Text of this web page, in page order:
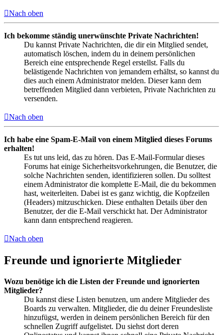
Nach oben
Ich bekomme ständig unerwünschte Private Nachrichten!
Du kannst Private Nachrichten, die dir ein Mitglied sendet,
automatisch löschen, indem du in deinem persönlichen
Bereich eine entsprechende Regel erstellst. Falls du
belästigende Nachrichten von jemandem erhältst, so kannst du
dies auch einem Administrator melden. Dieser kann dem
betreffenden Mitglied dann verbieten, Private Nachrichten zu
versenden.
Nach oben
Ich habe eine Spam-E-Mail von einem Mitglied dieses Forums
erhalten!
Es tut uns leid, das zu hören. Das E-Mail-Formular dieses
Forums hat einige Sicherheitsvorkehrungen, die Benutzer, die
solche Nachrichten senden, identifizieren sollen. Du solltest
einem Administrator die komplette E-Mail, die du bekommen
hast, weiterleiten. Dabei ist es ganz wichtig, die Kopfzeilen
(Headers) mitzuschicken. Diese enthalten Details über den
Benutzer, der die E-Mail verschickt hat. Der Administrator
kann dann entsprechend reagieren.
Nach oben
Freunde und ignorierte Mitglieder
Wozu benötige ich die Listen der Freunde und ignorierten
Mitglieder?
Du kannst diese Listen benutzen, um andere Mitglieder des
Boards zu verwalten. Mitglieder, die du deiner Freundesliste
hinzufügst, werden in deinem persönlichen Bereich für den
schnellen Zugriff aufgelistet. Du siehst dort deren